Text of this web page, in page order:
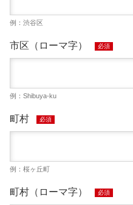
例：渋谷区
市区（ローマ字） 必須
例：Shibuya-ku
町村 必須
例：桜ヶ丘町
町村（ローマ字） 必須